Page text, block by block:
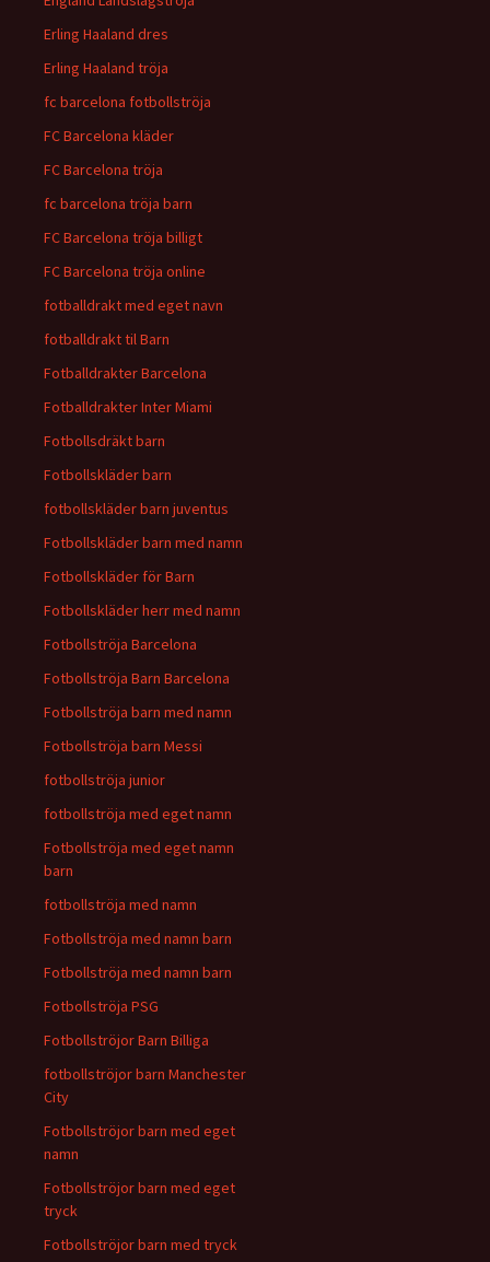
Erling Haaland dres
Erling Haaland tröja
fc barcelona fotbollströja
FC Barcelona kläder
FC Barcelona tröja
fc barcelona tröja barn
FC Barcelona tröja billigt
FC Barcelona tröja online
fotballdrakt med eget navn
fotballdrakt til Barn
Fotballdrakter Barcelona
Fotballdrakter Inter Miami
Fotbollsdräkt barn
Fotbollskläder barn
fotbollskläder barn juventus
Fotbollskläder barn med namn
Fotbollskläder för Barn
Fotbollskläder herr med namn
Fotbollströja Barcelona
Fotbollströja Barn Barcelona
Fotbollströja barn med namn
Fotbollströja barn Messi
fotbollströja junior
fotbollströja med eget namn
Fotbollströja med eget namn
barn
fotbollströja med namn
Fotbollströja med namn barn
Fotbollströja med namn barn
Fotbollströja PSG
Fotbollströjor Barn Billiga
fotbollströjor barn Manchester
City
Fotbollströjor barn med eget
namn
Fotbollströjor barn med eget
tryck
Fotbollströjor barn med tryck